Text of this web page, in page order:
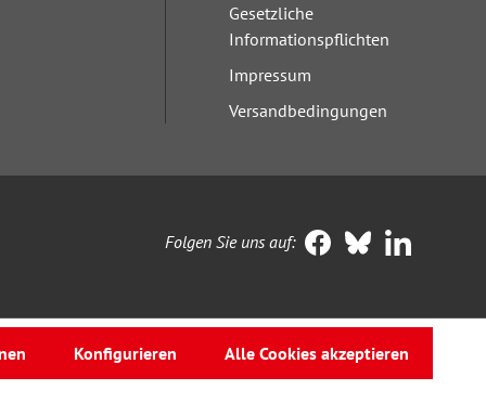
Gesetzliche
Informationspflichten
Impressum
Versandbedingungen
Folgen Sie uns auf:
Konfigurieren Alle Cookies akzeptieren